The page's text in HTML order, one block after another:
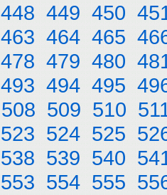
448 449 450
463 464 465
478 479 480
493 494 495
508 509 510
523 524 525
538 539 540
553 554 555